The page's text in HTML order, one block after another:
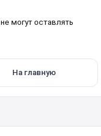
, не могут оставлять
На главную